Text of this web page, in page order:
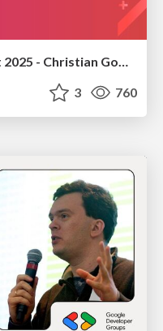
brightonSEO & MeasureFest 2025 - Christian Goodrich - Winning strategies for Black Friday CRO & PPC
3 760